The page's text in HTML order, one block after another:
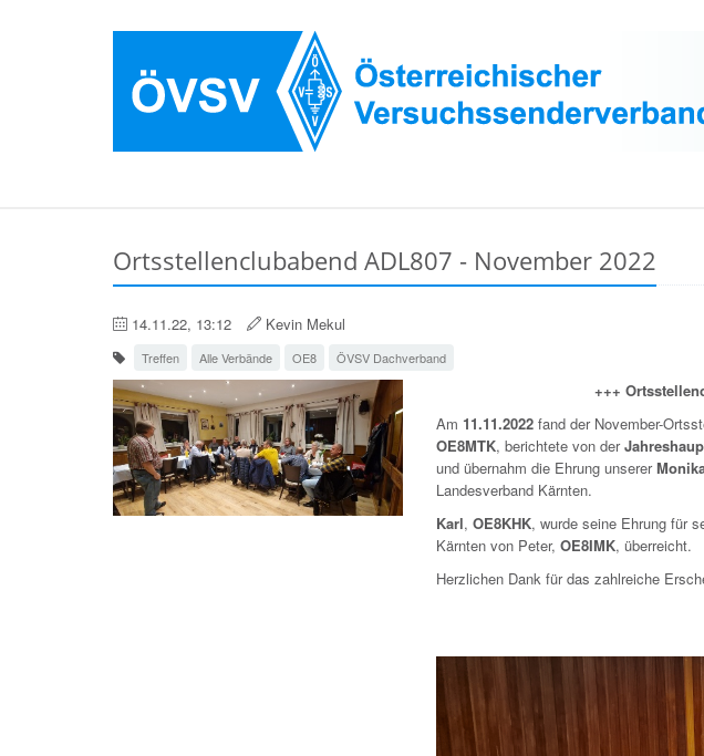
Ortsstellenclubabend ADL807 - November 2022
14.11.22, 13:12 Kevin Mekul
Treffen Alle Verbände OE8 ÖVSV Dachverband
+++
Am 11.11.2022 fand der November-
OE8MTK, berichtete von der
und übernahm die Ehrung unserer
Landesverband Kärnten.
Karl,OE8KHK, wurde seine Ehrung für
Kärnten von Peter,OE8IMK, überreicht.
Herzlichen Dank für das zahlreiche